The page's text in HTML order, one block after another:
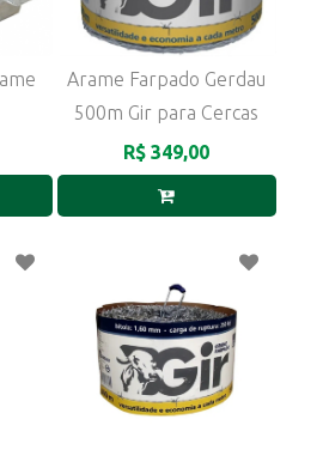
Arame Farpado Gerdau
500m Gir para Cercas
R$ 349,00